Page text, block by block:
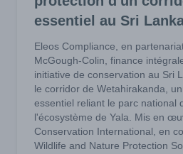
essentiel au Sri
Eleos Compliance, en
McGough-Colin, finance
initiative de conservation au Sri
le corridor de Wetahirakanda,
essentiel reliant le parc national
l'écosystème de Yala. Mis en
Conservation International, en
Wildlife and Nature Protection